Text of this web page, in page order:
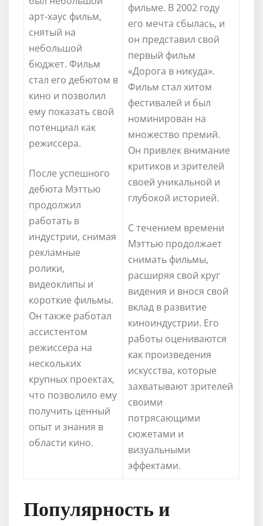
арт-хаус фильм,
снятый на
небольшой
бюджет. Фильм
стал его дебютом в
кино и позволил
ему показать свой
потенциал как
режиссера.
После успешного
дебюта Мэттью
продолжил
работать в
индустрии, снимая
рекламные
ролики,
видеоклипы и
короткие фильмы.
Он также работал
ассистентом
режиссера на
нескольких
крупных проектах,
что позволило ему
получить ценный
опыт и знания в
области кино.
фильме. В 2002 году
его мечта сбылась, и
он представил свой
первый фильм
«Дорога в никуда».
Фильм стал хитом
фестивалей и был
номинирован на
множество премий.
Он привлек внимание
критиков и зрителей
своей уникальной и
глубокой историей.
С течением времени
Мэттью продолжает
снимать фильмы,
расширяя свой круг
видения и внося свой
вклад в развитие
киноиндустрии. Его
работы оцениваются
как произведения
искусства, которые
захватывают зрителей
своими
потрясающими
сюжетами и
визуальными
эффектами.
Популярность и